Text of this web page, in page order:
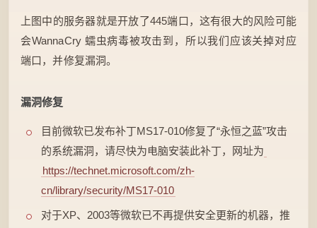
上图中的服务器就是开放了445端口，这有很大的风险可能
会WannaCry 蠕虫病毒被攻击到，所以我们应该关掉对应
端口，并修复漏洞。
漏洞修复
目前微软已发布补丁MS17-010修复了“永恒之蓝”攻击
的系统漏洞，请尽快为电脑安装此补丁，网址为
https://technet.microsoft.com/zh-
cn/library/security/MS17-010
对于XP、2003等微软已不再提供安全更新的机器，推